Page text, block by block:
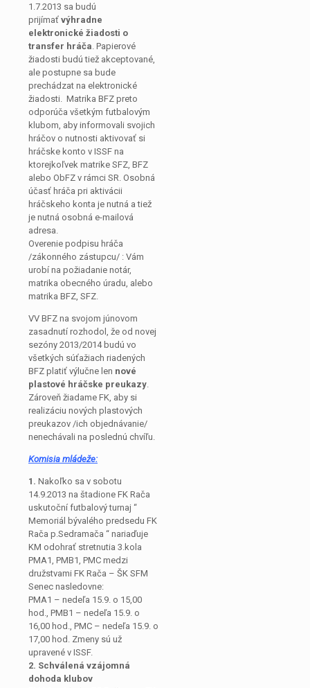
1.7.2013 sa budú
prijímať výhradne
elektronické žiadosti o
transfer hráča. Papierové
žiadosti budú tiež akceptované,
ale postupne sa bude
prechádzat na elektronické
žiadosti. Matrika BFZ preto
odporúča všetkým futbalovým
klubom, aby informovali svojich
hráčov o nutnosti aktivovať si
hráčske konto v ISSF na
ktorejkoľvek matrike SFZ, BFZ
alebo ObFZ v rámci SR. Osobná
účasť hráča pri aktivácii
hráčskeho konta je nutná a tiež
je nutná osobná e-mailová
adresa.
Overenie podpisu hráča
/zákonného zástupcu/ : Vám
urobí na požiadanie notár,
matrika obecného úradu, alebo
matrika BFZ, SFZ.
VV BFZ na svojom júnovom
zasadnutí rozhodol, že od novej
sezóny 2013/2014 budú vo
všetkých súťažiach riadených
BFZ platiť výlučne len nové
plastové hráčske preukazy.
Zároveň žiadame FK, aby si
realizáciu nových plastových
preukazov /ich objednávanie/
nenechávali na poslednú chvíľu.
Komisia mládeže:
1. Nakoľko sa v sobotu
14.9.2013 na štadione FK Rača
uskutoční futbalový turnaj “
Memoriál bývalého predsedu FK
Rača p.Sedramača “ nariaďuje
KM odohrať stretnutia 3.kola
PMA1, PMB1, PMC medzi
družstvami FK Rača – ŠK SFM
Senec nasledovne:
PMA1 – nedeľa 15.9. o 15,00
hod., PMB1 – nedeľa 15.9. o
16,00 hod., PMC – nedeľa 15.9. o
17,00 hod. Zmeny sú už
upravené v ISSF.
2. Schválená vzájomná
dohoda klubov